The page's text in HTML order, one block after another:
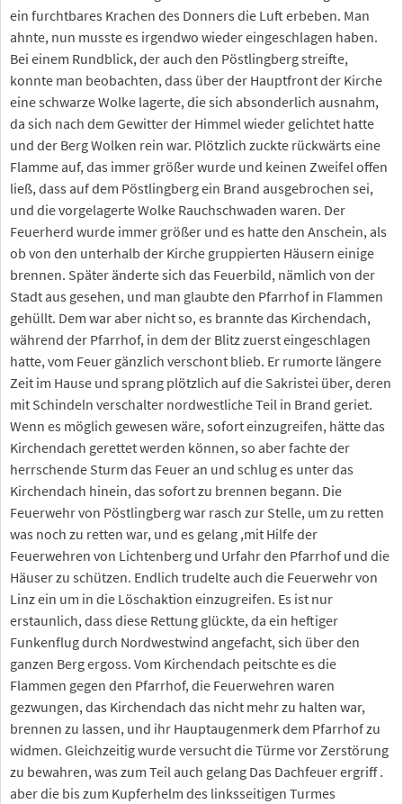
ein furchtbares Krachen des Donners die Luft erbeben. Man
ahnte, nun musste es irgendwo wieder eingeschlagen haben.
Bei einem Rundblick, der auch den Pöstlingberg streifte,
konnte man beobachten, dass über der Hauptfront der Kirche
eine schwarze Wolke lagerte, die sich absonderlich ausnahm,
da sich nach dem Gewitter der Himmel wieder gelichtet hatte
und der Berg Wolken rein war. Plötzlich zuckte rückwärts eine
Flamme auf, das immer größer wurde und keinen Zweifel offen
ließ, dass auf dem Pöstlingberg ein Brand ausgebrochen sei,
und die vorgelagerte Wolke Rauchschwaden waren. Der
Feuerherd wurde immer größer und es hatte den Anschein, als
ob von den unterhalb der Kirche gruppierten Häusern einige
brennen. Später änderte sich das Feuerbild, nämlich von der
Stadt aus gesehen, und man glaubte den Pfarrhof in Flammen
gehüllt. Dem war aber nicht so, es brannte das Kirchendach,
während der Pfarrhof, in dem der Blitz zuerst eingeschlagen
hatte, vom Feuer gänzlich verschont blieb. Er rumorte längere
Zeit im Hause und sprang plötzlich auf die Sakristei über, deren
mit Schindeln verschalter nordwestliche Teil in Brand geriet.
Wenn es möglich gewesen wäre, sofort einzugreifen, hätte das
Kirchendach gerettet werden können, so aber fachte der
herrschende Sturm das Feuer an und schlug es unter das
Kirchendach hinein, das sofort zu brennen begann. Die
Feuerwehr von Pöstlingberg war rasch zur Stelle, um zu retten
was noch zu retten war, und es gelang ,mit Hilfe der
Feuerwehren von Lichtenberg und Urfahr den Pfarrhof und die
Häuser zu schützen. Endlich trudelte auch die Feuerwehr von
Linz ein um in die Löschaktion einzugreifen. Es ist nur
erstaunlich, dass diese Rettung glückte, da ein heftiger
Funkenflug durch Nordwestwind angefacht, sich über den
ganzen Berg ergoss. Vom Kirchendach peitschte es die
Flammen gegen den Pfarrhof, die Feuerwehren waren
gezwungen, das Kirchendach das nicht mehr zu halten war,
brennen zu lassen, und ihr Hauptaugenmerk dem Pfarrhof zu
widmen. Gleichzeitig wurde versucht die Türme vor Zerstörung
zu bewahren, was zum Teil auch gelang Das Dachfeuer ergriff .
aber die bis zum Kupferhelm des linksseitigen Turmes